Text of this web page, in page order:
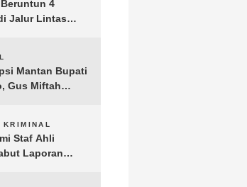
4
Jalur Lintas
Mantan Bupati
Gus Miftah
KRIMINAL
Staf Ahli
Laporan